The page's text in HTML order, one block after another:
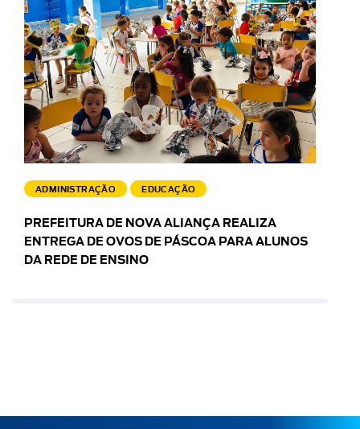
ADMINISTRAÇÃO EDUCAÇÃO
PREFEITURA DE NOVA ALIANÇA REALIZA
ENTREGA DE OVOS DE PÁSCOA PARA ALUNOS
DA REDE DE ENSINO